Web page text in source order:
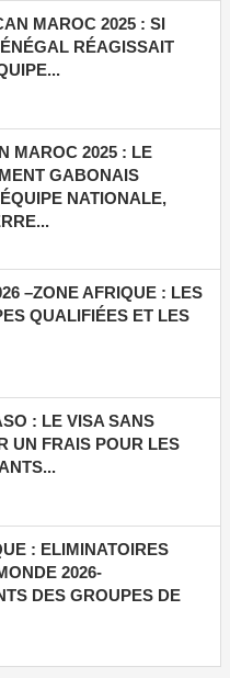
MAROC 2025 : SI
RÉAGISSAIT
MAROC 2025 : LE
GABONAIS
NATIONALE,
–ZONE AFRIQUE : LES
QUALIFIÉES ET LES
: LE VISA SANS
UN FRAIS POUR LES
: ELIMINATOIRES
2026-
DES GROUPES DE